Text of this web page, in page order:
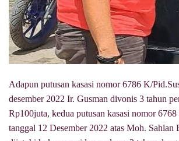
Adapun putusan kasasi nomor 6786 K/
desember 2022 Ir. Gusman divonis 3 tahun
Rp100juta, kedua putusan kasasi nomor
tanggal 12 Desember 2022 atas Moh. Sahlan